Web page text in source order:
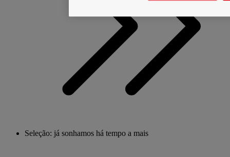
Seleção: já sonhamos há tempo a mais